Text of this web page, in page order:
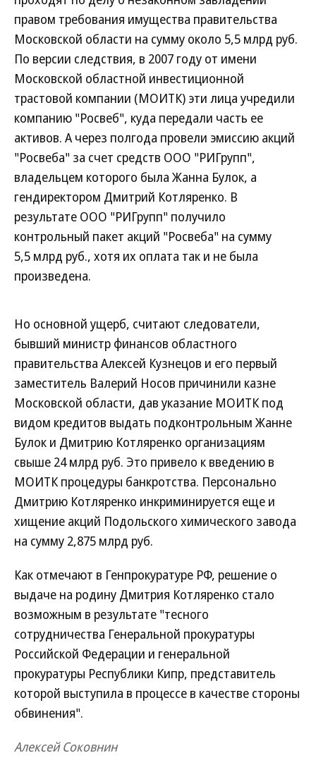
правом требования имущества правительства
Московской области на сумму около 5,5 млрд руб.
По версии следствия, в 2007 году от имени
Московской областной инвестиционной
трастовой компании (МОИТК) эти лица учредили
компанию "Росвеб", куда передали часть ее
активов. А через полгода провели эмиссию акций
"Росвеба" за счет средств ООО "РИГрупп",
владельцем которого была Жанна Булок, а
гендиректором Дмитрий Котляренко. В
результате ООО "РИГрупп" получило
контрольный пакет акций "Росвеба" на сумму
5,5 млрд руб., хотя их оплата так и не была
произведена.
Но основной ущерб, считают следователи,
бывший министр финансов областного
правительства Алексей Кузнецов и его первый
заместитель Валерий Носов причинили казне
Московской области, дав указание МОИТК под
видом кредитов выдать подконтрольным Жанне
Булок и Дмитрию Котляренко организациям
свыше 24 млрд руб. Это привело к введению в
МОИТК процедуры банкротства. Персонально
Дмитрию Котляренко инкриминируется еще и
хищение акций Подольского химического завода
на сумму 2,875 млрд руб.
Как отмечают в Генпрокуратуре РФ, решение о
выдаче на родину Дмитрия Котляренко стало
возможным в результате "тесного
сотрудничества Генеральной прокуратуры
Российской Федерации и генеральной
прокуратуры Республики Кипр, представитель
которой выступила в процессе в качестве стороны
обвинения".
Алексей Соковнин